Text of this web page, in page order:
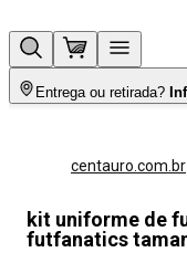
Entrega ou retirada?
centauro.com.br
kit uniforme de
futfanatics